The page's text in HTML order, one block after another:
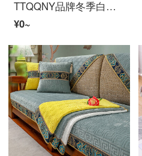
TTQQNY品牌冬季白色シュニエ沙发垫冬天款千鸟格轻奢高端坐垫防滑皮套罩盖布巾 BBG-R标千鸟-米白色 定制专拍联系客服
¥0~